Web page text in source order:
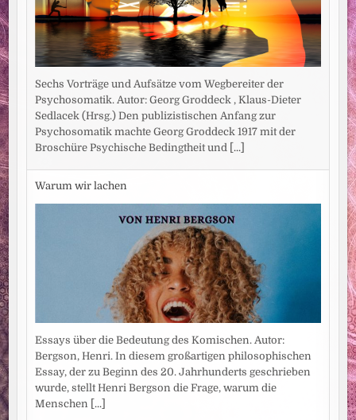
Sechs Vorträge und Aufsätze vom Wegbereiter der
Psychosomatik. Autor: Georg Groddeck , Klaus-Dieter
Sedlacek (Hrsg.) Den publizistischen Anfang zur
Psychosomatik machte Georg Groddeck 1917 mit der
Broschüre Psychische Bedingtheit und [...]
Warum wir lachen
Essays über die Bedeutung des Komischen. Autor:
Bergson, Henri. In diesem großartigen philosophischen
Essay, der zu Beginn des 20. Jahrhunderts geschrieben
wurde, stellt Henri Bergson die Frage, warum die
Menschen [...]